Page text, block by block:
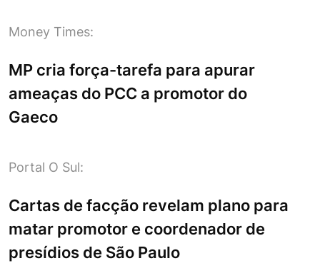
Money Times:
MP cria força-tarefa para apurar
ameaças do PCC a promotor do
Gaeco
Portal O Sul:
Cartas de facção revelam plano para
matar promotor e coordenador de
presídios de São Paulo